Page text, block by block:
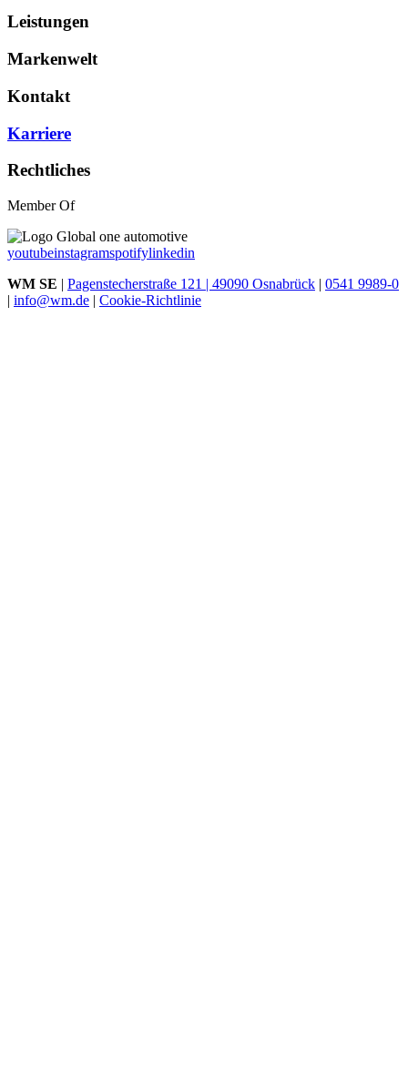
Leistungen
Markenwelt
Kontakt
Karriere
Rechtliches
Member Of
youtubeinstagramspotifylinkedin
WM SE | Pagenstecherstraße 121 | 49090 Osnabrück | 0541 9989-0
| info@wm.de | Cookie-Richtlinie